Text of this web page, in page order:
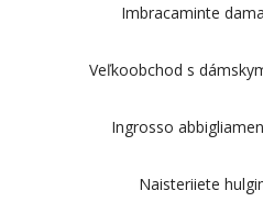
Imbracaminte
Veľkoobchod s
Ingrosso
Naisteriiete